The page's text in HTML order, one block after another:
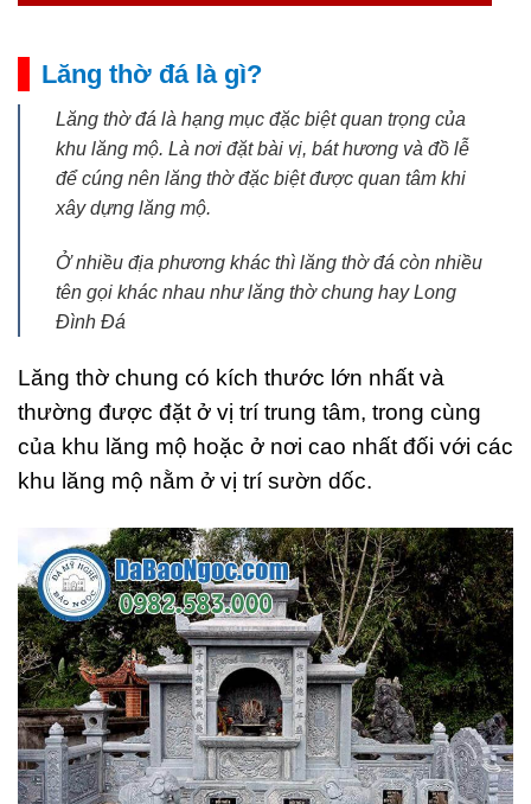
Lăng thờ đá là gì?
Lăng thờ đá là hạng mục đặc biệt quan trọng của
khu lăng mộ. Là nơi đặt bài vị, bát hương và đồ lễ
để cúng nên lăng thờ đặc biệt được quan tâm khi
xây dựng lăng mộ.
Ở nhiều địa phương khác thì lăng thờ đá còn nhiều
tên gọi khác nhau như lăng thờ chung hay Long
Đình Đá
Lăng thờ chung có kích thước lớn nhất và
thường được đặt ở vị trí trung tâm, trong cùng
của khu lăng mộ hoặc ở nơi cao nhất đối với các
khu lăng mộ nằm ở vị trí sườn dốc.